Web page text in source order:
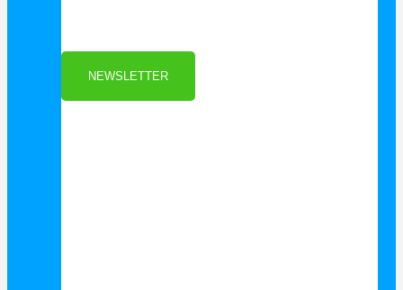
Als Danke schön für Ihre Anmeldung
NEWSLETTER